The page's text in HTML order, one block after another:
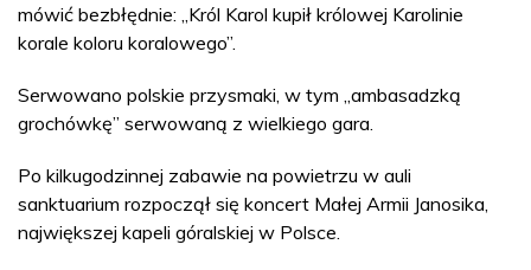
mówić bezbłędnie: „Król Karol kupił królowej Karolinie
korale koloru koralowego”.
Serwowano polskie przysmaki, w tym „ambasadzką
grochówkę” serwowaną z wielkiego gara.
Po kilkugodzinnej zabawie na powietrzu w auli
sanktuarium rozpoczął się koncert Małej Armii Janosika,
największej kapeli góralskiej w Polsce.